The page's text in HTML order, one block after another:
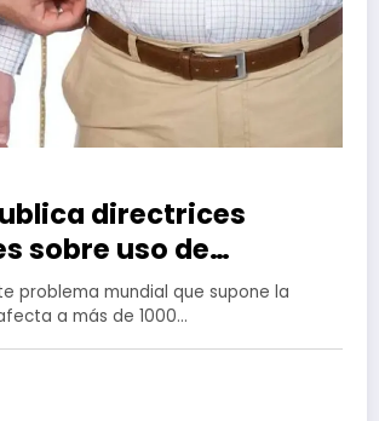
directrices
sobre uso de
para tratar la
problema mundial que supone la
a más de 1000…